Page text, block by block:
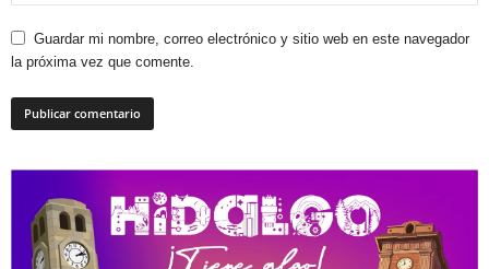
Guardar mi nombre, correo electrónico y sitio web en este navegador
la próxima vez que comente.